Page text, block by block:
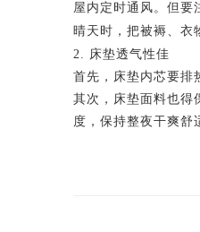
屋内定时通风。但要
晴天时，把被褥、衣
2. 床垫透气性佳
首先，床垫内芯要排
其次，床垫面料也得
度，保持整夜干爽舒